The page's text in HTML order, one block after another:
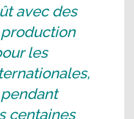
avec des
les
centaines